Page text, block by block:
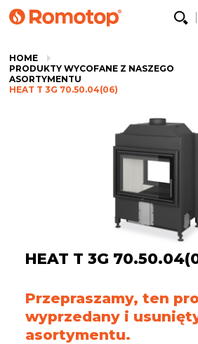
HOME
PRODUKTY WYCOFANE Z NASZEGO
ASORTYMENTU
HEAT T 3G 70.50.04(06)
HEAT T 3G
Przepraszamy, ten
wyprzedany i
asortymentu.